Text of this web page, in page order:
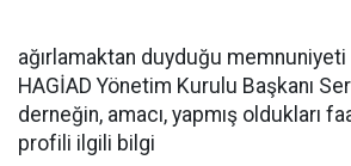
ağırlamaktan duyduğu
HAGİAD Yönetim Kurulu Başkanı
derneğin, amacı, yapmış oldukları
profili ilgili bilgi